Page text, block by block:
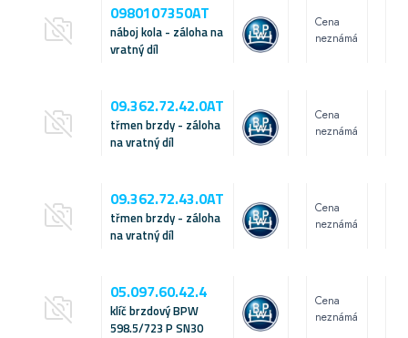
0980107350AT
náboj kola - záloha na
vratný díl
Cena
neznámá
09.362.72.42.0AT
třmen brzdy - záloha
na vratný díl
Cena
neznámá
09.362.72.43.0AT
třmen brzdy - záloha
na vratný díl
Cena
neznámá
05.097.60.42.4
klíč brzdový BPW
598.5/723 P SN30
Cena
neznámá